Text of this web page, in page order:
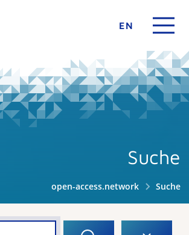
EN
Suche
open-access.network Suche